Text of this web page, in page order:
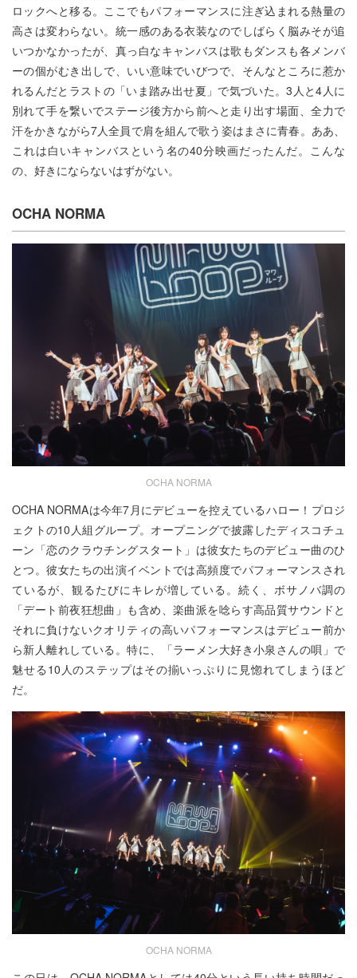
ロックへと移る。ここでもパフォーマンスに注ぎ込まれる熱量の
高さは変わらない。統一感のある衣装なのでしばらく脳みそが追
いつかなかったが、真っ白なキャンバスは歌もダンスも各メンバ
ーの個がむき出しで、いい意味でいびつで、そんなところに惹か
れるんだとラストの「いま踏み出せ夏」で気づいた。3人と4人に
別れて手を繋いでステージ後方から前へと走り出す場面、全力で
汗をかきながら7人全員で肩を組んで歌う姿はまさに青春。ああ、
これは白いキャンバスという名の40分映画だったんだ。こんな
の、好きにならないはずがない。
OCHA NORMA
OCHA NORMA
OCHA NORMAは今年7月にデビューを控えているハロー！プロジ
ェクトの10人組グループ。オープニングで披露したディスコチュ
ーン「恋のクラウチングスタート」は彼女たちのデビュー曲のひ
とつ。彼女たちの出演イベントでは高頻度でパフォーマンスされ
ているが、観るたびにキレが増している。続く、ボサノバ調の
「デート前夜狂想曲」も含め、楽曲派を唸らす高品質サウンドと
それに負けないクオリティの高いパフォーマンスはデビュー前か
ら新人離れしている。特に、「ラーメン大好き小泉さんの唄」で
魅せる10人のステップはその揃いっぷりに見惚れてしまうほど
だ。
OCHA NORMA